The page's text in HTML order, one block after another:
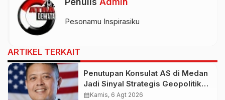
Pesonamu Inspirasiku
ARTIKEL TERKAIT
Penutupan Konsulat AS di Medan
Jadi Sinyal Strategis Geopolitik
Baru bagi Indonesia
calendar_monthKamis, 6 Agt 2026